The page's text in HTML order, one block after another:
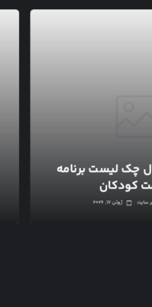
چک لیست برنامه
کودکان
ژوئن ۱۷, ۲۰۲۶ سایت